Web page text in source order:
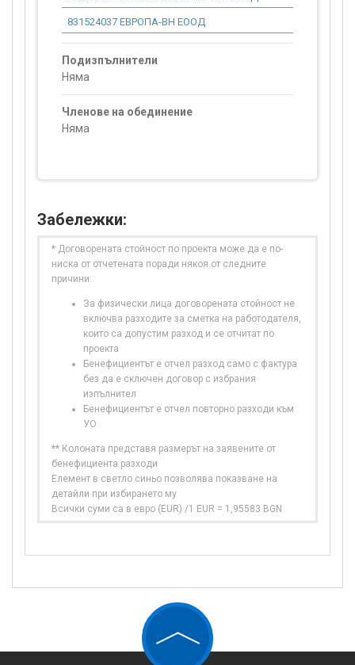
831524037 ЕВРОПА-ВН ЕООД
Подизпълнители
Няма
Членове на обединение
Няма
Забележки:
* Договорената стойност по проекта може да е по-
ниска от отчетената поради някоя от следните
причини:
За физически лица договорената стойност не
включва разходите за сметка на работодателя,
които са допустим разход и се отчитат по
проекта
Бенефициентът е отчел разход само с фактура
без да е сключен договор с избрания
изпълнител
Бенефициентът е отчел повторно разходи към
УО
** Колоната представя размерът на заявените от
бенефициента разходи
Елемент в светло синьо позволява показване на
детайли при избирането му
Всички суми са в евро (EUR) /1 EUR = 1,95583 BGN